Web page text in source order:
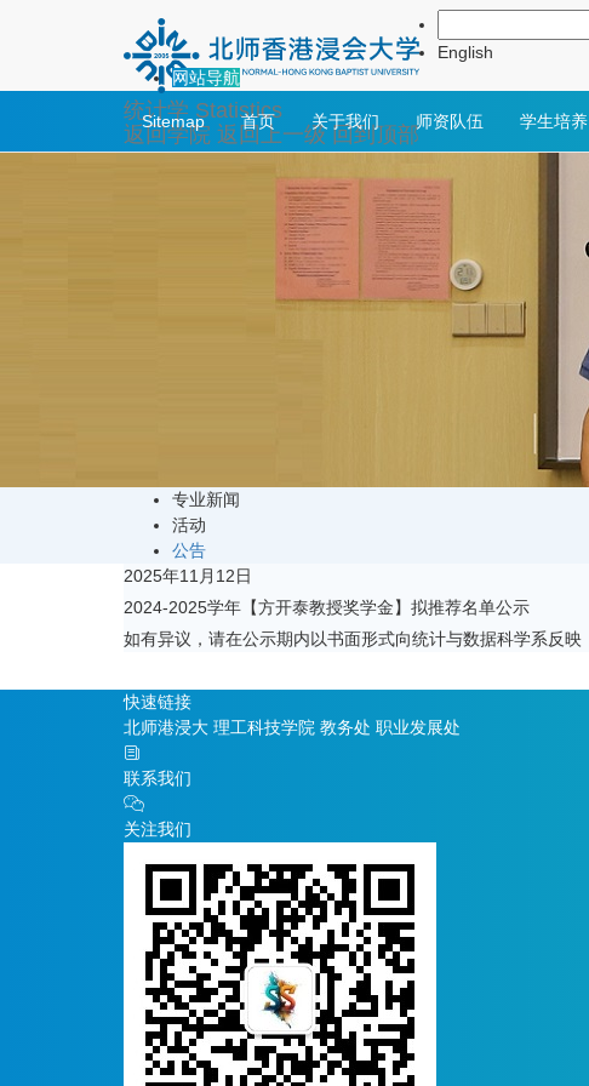
统计学 Statistics
返回学院 返回上一级 回到顶部
English
网站导航
Sitemap 首页 关于我们 师资队伍 学生培养
专业新闻
活动
公告
2025年11月12日
2024-2025学年【方开泰教授奖学金】拟推荐名单公示
如有异议，请在公示期内以书面形式向统计与数据科学系反映
快速链接
北师港浸大 理工科技学院 教务处 职业发展处
联系我们
关注我们